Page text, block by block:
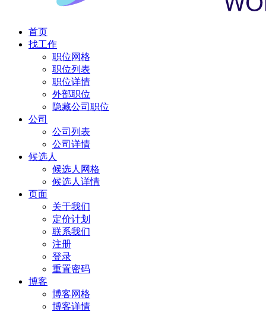
首页
找工作
职位网格
职位列表
职位详情
外部职位
隐藏公司职位
公司
公司列表
公司详情
候选人
候选人网格
候选人详情
页面
关于我们
定价计划
联系我们
注册
登录
重置密码
博客
博客网格
博客详情